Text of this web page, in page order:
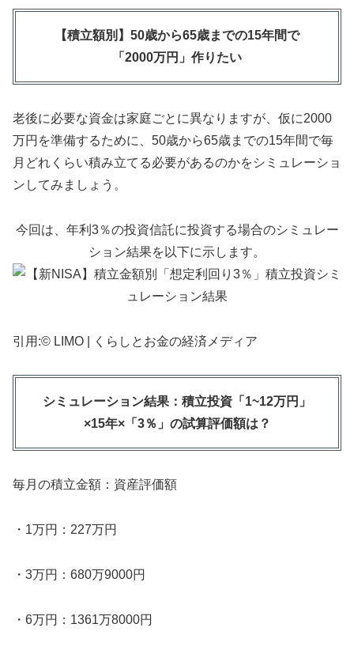
【積立額別】50歳から65歳までの15年間で
「2000万円」作りたい
老後に必要な資金は家庭ごとに異なりますが、仮に2000
万円を準備するために、50歳から65歳までの15年間で毎
月どれくらい積み立てる必要があるのかをシミュレーショ
ンしてみましょう。
今回は、年利3％の投資信託に投資する場合のシミュレー
ション結果を以下に示します。
引用:© LIMO | くらしとお金の経済メディア
シミュレーション結果：積立投資「1~12万円」
×15年×「3％」の試算評価額は？
毎月の積立金額：資産評価額
・1万円：227万円
・3万円：680万9000円
・6万円：1361万8000円